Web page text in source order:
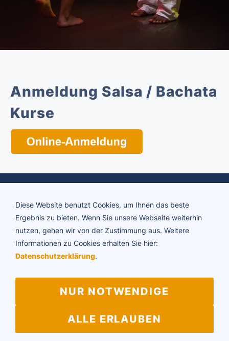
Anmeldung Salsa / Bachata
Kurse
ADTV Tanzschule Brigitte Rühl
info@tanzschule-ruehl.de
Vertragskündigung
Diese Website benutzt Cookies, um Ihnen das beste
Ergebnis zu bieten. Wenn Sie unsere Webseite weiterhin
nutzen, gehen wir von der Zustimmung aus. Weitere
Informationen zu Cookies erhalten Sie hier:
Datenschutzerklärung.
NUR NOTWENDIGE
ALLE ERLAUBEN